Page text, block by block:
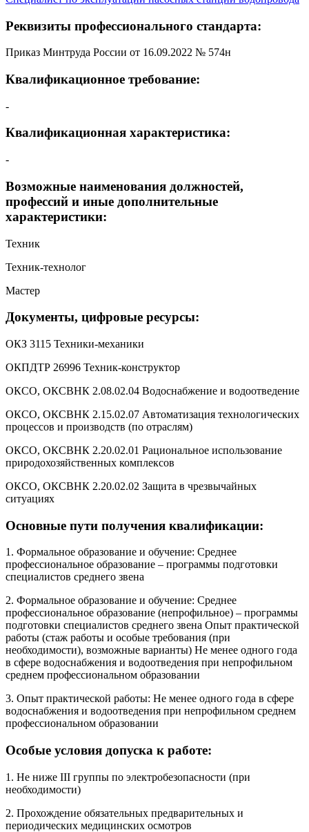
Реквизиты профессионального стандарта:
Приказ Минтруда России от 16.09.2022 № 574н
Квалификационное требование:
-
Квалификационная характеристика:
-
Возможные наименования должностей,
профессий и иные дополнительные
характеристики:
Техник
Техник-технолог
Мастер
Документы, цифровые ресурсы:
ОКЗ 3115 Техники-механики
ОКПДТР 26996 Техник-конструктор
ОКСО, ОКСВНК 2.08.02.04 Водоснабжение и водоотведение
ОКСО, ОКСВНК 2.15.02.07 Автоматизация технологических
процессов и производств (по отраслям)
ОКСО, ОКСВНК 2.20.02.01 Рациональное использование
природохозяйственных комплексов
ОКСО, ОКСВНК 2.20.02.02 Защита в чрезвычайных
ситуациях
Основные пути получения квалификации:
1. Формальное образование и обучение: Среднее
профессиональное образование – программы подготовки
специалистов среднего звена
2. Формальное образование и обучение: Среднее
профессиональное образование (непрофильное) – программы
подготовки специалистов среднего звена Опыт практической
работы (стаж работы и особые требования (при
необходимости), возможные варианты) Не менее одного года
в сфере водоснабжения и водоотведения при непрофильном
среднем профессиональном образовании
3. Опыт практической работы: Не менее одного года в сфере
водоснабжения и водоотведения при непрофильном среднем
профессиональном образовании
Особые условия допуска к работе:
1. Не ниже III группы по электробезопасности (при
необходимости)
2. Прохождение обязательных предварительных и
периодических медицинских осмотров